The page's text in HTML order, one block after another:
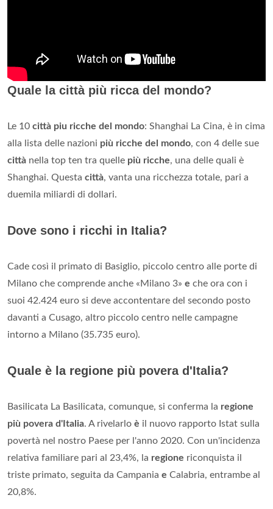
Quale la città più ricca del mondo?
Le 10 città piu ricche del mondo: Shanghai La Cina, è in cima
alla lista delle nazioni più ricche del mondo, con 4 delle sue
città nella top ten tra quelle più ricche, una delle quali è
Shanghai. Questa città, vanta una ricchezza totale, pari a
duemila miliardi di dollari.
Dove sono i ricchi in Italia?
Cade così il primato di Basiglio, piccolo centro alle porte di
Milano che comprende anche «Milano 3» e che ora con i
suoi 42.424 euro si deve accontentare del secondo posto
davanti a Cusago, altro piccolo centro nelle campagne
intorno a Milano (35.735 euro).
Quale è la regione più povera d'Italia?
Basilicata La Basilicata, comunque, si conferma la regione
più povera d'Italia. A rivelarlo è il nuovo rapporto Istat sulla
povertà nel nostro Paese per l'anno 2020. Con un'incidenza
relativa familiare pari al 23,4%, la regione riconquista il
triste primato, seguita da Campania e Calabria, entrambe al
20,8%.